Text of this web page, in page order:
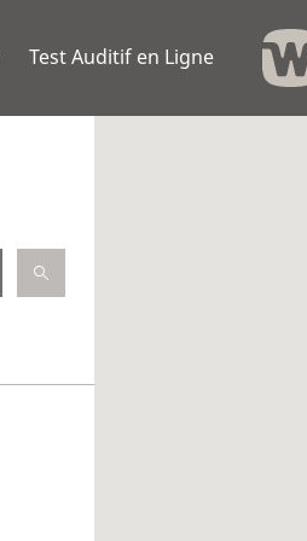
Test Auditif en Ligne